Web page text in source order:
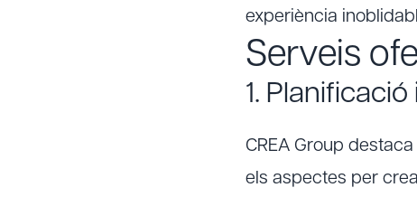
experiència
Serveis
1.
CREA Group
els aspectes per